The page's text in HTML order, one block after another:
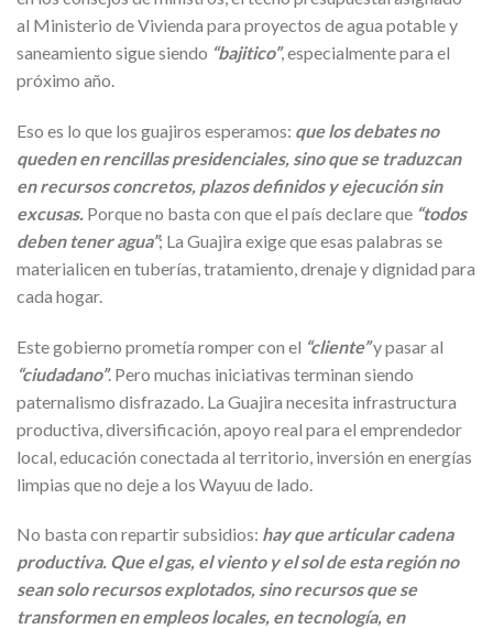
al Ministerio de Vivienda para proyectos de agua potable y
saneamiento sigue siendo “bajitico”, especialmente para el
próximo año.
Eso es lo que los guajiros esperamos: que los debates no
queden en rencillas presidenciales, sino que se traduzcan
en recursos concretos, plazos definidos y ejecución sin
excusas. Porque no basta con que el país declare que “todos
deben tener agua”; La Guajira exige que esas palabras se
materialicen en tuberías, tratamiento, drenaje y dignidad para
cada hogar.
Este gobierno prometía romper con el “cliente”y pasar al
“ciudadano”. Pero muchas iniciativas terminan siendo
paternalismo disfrazado. La Guajira necesita infrastructura
productiva, diversificación, apoyo real para el emprendedor
local, educación conectada al territorio, inversión en energías
limpias que no deje a los Wayuu de lado.
No basta con repartir subsidios: hay que articular cadena
productiva. Que el gas, el viento y el sol de esta región no
sean solo recursos explotados, sino recursos que se
transformen en empleos locales, en tecnología, en